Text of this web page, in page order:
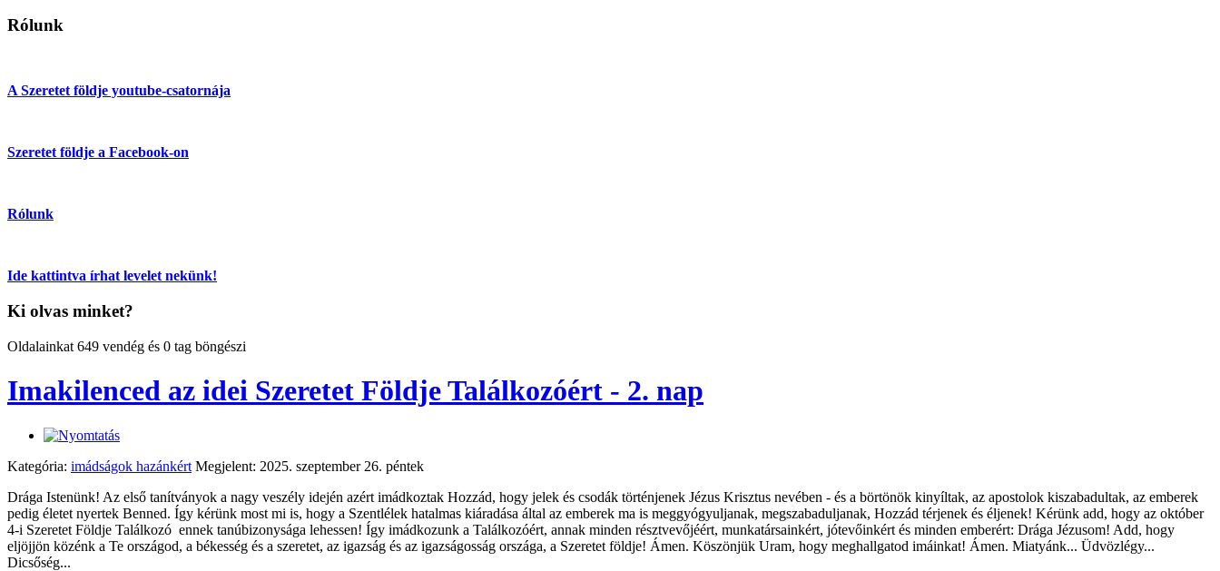
Rólunk
A Szeretet földje youtube-csatornája
Szeretet földje a Facebook-on
Rólunk
Ide kattintva írhat levelet nekünk!
Ki olvas minket?
Oldalainkat 649 vendég és 0 tag böngészi
Imakilenced az idei Szeretet Földje Találkozóért - 2. nap
Kategória: imádságok hazánkért Megjelent: 2025. szeptember 26. péntek
Drága Istenünk! Az első tanítványok a nagy veszély idején azért imádkoztak Hozzád, hogy jelek és csodák történjenek Jézus Krisztus nevében - és a börtönök kinyíltak, az apostolok kiszabadultak, az emberek
pedig életet nyertek Benned. Így kérünk most mi is, hogy a Szentlélek hatalmas kiáradása által az emberek ma is meggyógyuljanak, megszabaduljanak, Hozzád térjenek és éljenek! Kérünk add, hogy az október
4-i Szeretet Földje Találkozó ennek tanúbizonysága lehessen! Így imádkozunk a Találkozóért, annak minden résztvevőjéért, munkatársainkért, jótevőinkért és minden emberért: Drága Jézusom! Add, hogy
eljöjjön közénk a Te országod, a békesség és a szeretet, az igazság és az igazságosság országa, a Szeretet földje! Ámen. Köszönjük Uram, hogy meghallgatod imáinkat! Ámen. Miatyánk... Üdvözlégy...
Dicsőség...